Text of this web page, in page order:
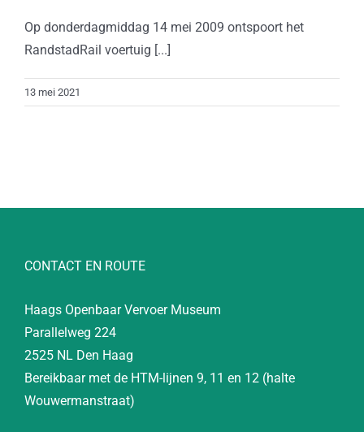
Op donderdagmiddag 14 mei 2009 ontspoort het
RandstadRail voertuig [...]
13 mei 2021
CONTACT EN ROUTE
Haags Openbaar Vervoer Museum
Parallelweg 224
2525 NL Den Haag
Bereikbaar met de HTM-lijnen 9, 11 en 12 (halte
Wouwermanstraat)